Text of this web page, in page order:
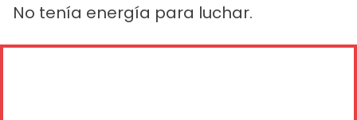
No tenía energía para luchar.